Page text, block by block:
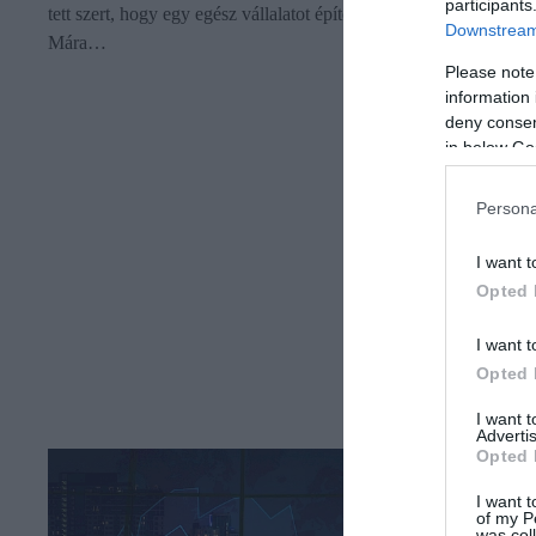
Please
information
deny
in below
I want
Opted
I want
Opted
I want
Opted
I want
of my
tett szert, hogy egy egész vállalatot épített a weboldala köré.
Mára…